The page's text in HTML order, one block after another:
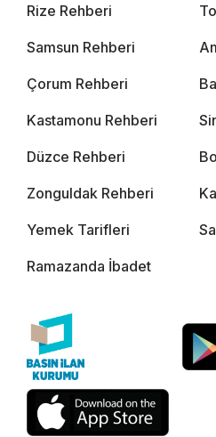
Rize Rehberi
Samsun Rehberi
Çorum Rehberi
Kastamonu Rehberi
Düzce Rehberi
Zonguldak Rehberi
Yemek Tarifleri
Ramazanda İbadet